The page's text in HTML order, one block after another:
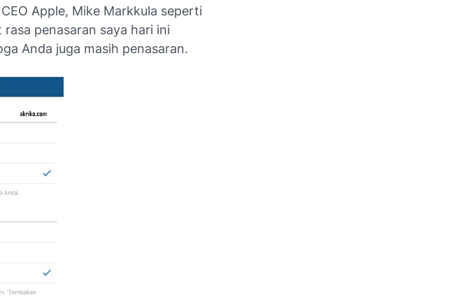
Apple, Mike Markkula seperti
penasaran saya hari ini
Anda juga masih penasaran.